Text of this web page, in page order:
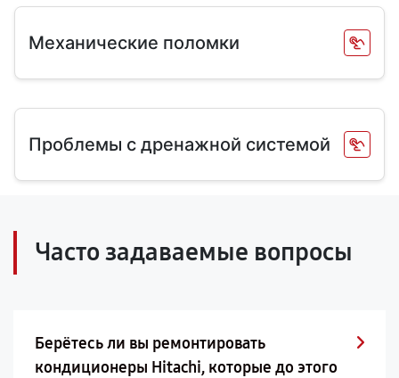
Механические поломки
Проблемы с дренажной системой
Часто задаваемые вопросы
Берётесь ли вы ремонтировать
кондиционеры Hitachi, которые до этого